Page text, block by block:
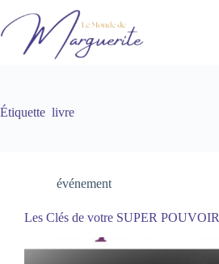
au
contenu
Étiquette livre
événement
Les Clés de votre SUPER POUVOIR